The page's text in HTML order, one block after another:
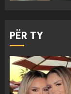
PËR TY
Aktualitet Slider
4